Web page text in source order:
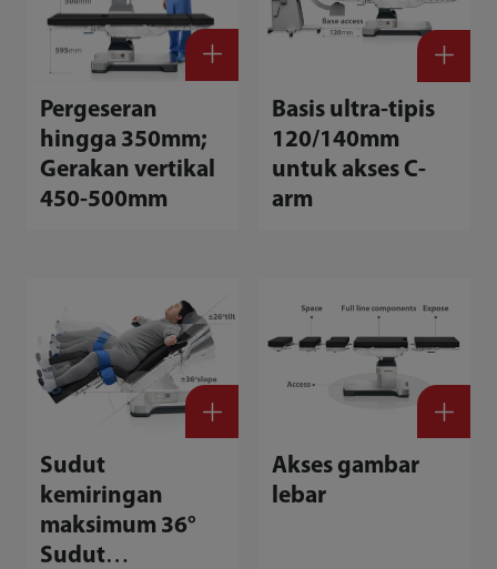
Pergeseran
hingga 350mm;
Gerakan vertikal
450-500mm
Basis ultra-tipis
120/140mm
untuk akses C-
arm
Sudut
kemiringan
maksimum 36°
Sudut
Akses gambar
lebar